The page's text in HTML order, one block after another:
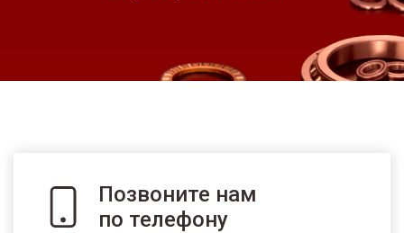
Позвоните нам
по телефону